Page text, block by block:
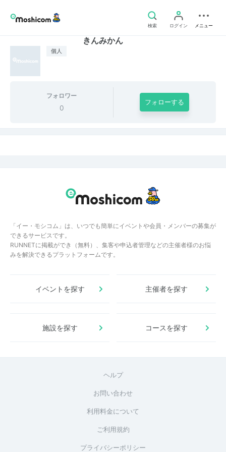
検索 ログイン メニュー
個人
きんみかん
フォロワー
0
フォローする
「イー・モシコム」は、いつでも簡単にイベントや会員・メンバーの募集が
できるサービスです。
RUNNETに掲載ができ（無料）、集客や申込者管理などの主催者様のお悩
みを解決できるプラットフォームです。
イベントを探す 主催者を探す
施設を探す コースを探す
ヘルプ
お問い合わせ
利用料金について
ご利用規約
プライバシーポリシー